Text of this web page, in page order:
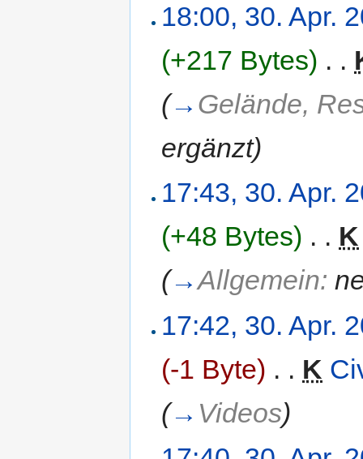
18:00, 30. Apr.
(+217 Bytes) . .
(→ Gelände,
ergänzt)
17:43, 30. Apr.
(+48 Bytes) . . K
(→Allgemein:
17:42, 30. Apr.
(-1 Byte) . . K
(→ Videos)